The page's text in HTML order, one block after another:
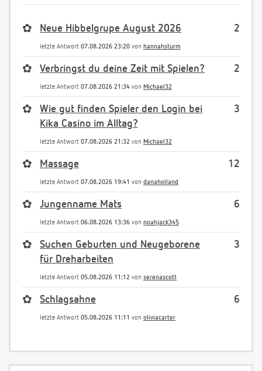
2
✿ Neue Hibbelgrupe August 2026
letzte Antwort 07.08.2026 23:20 von hannahsturm
2
✿ Verbringst du deine Zeit mit Spielen?
letzte Antwort 07.08.2026 21:34 von Michael32
3
✿
Wie gut finden Spieler den Login bei
Kika Casino im Alltag?
letzte Antwort 07.08.2026 21:32 von Michael32
12
✿ Massage
letzte Antwort 07.08.2026 19:41 von danaholland
6
✿ Jungenname Mats
letzte Antwort 06.08.2026 13:36 von noahjack345
3
✿
Suchen Geburten und Neugeborene
für Dreharbeiten
letzte Antwort 05.08.2026 11:12 von serenascott
6
✿ Schlagsahne
letzte Antwort 05.08.2026 11:11 von oliviacarter